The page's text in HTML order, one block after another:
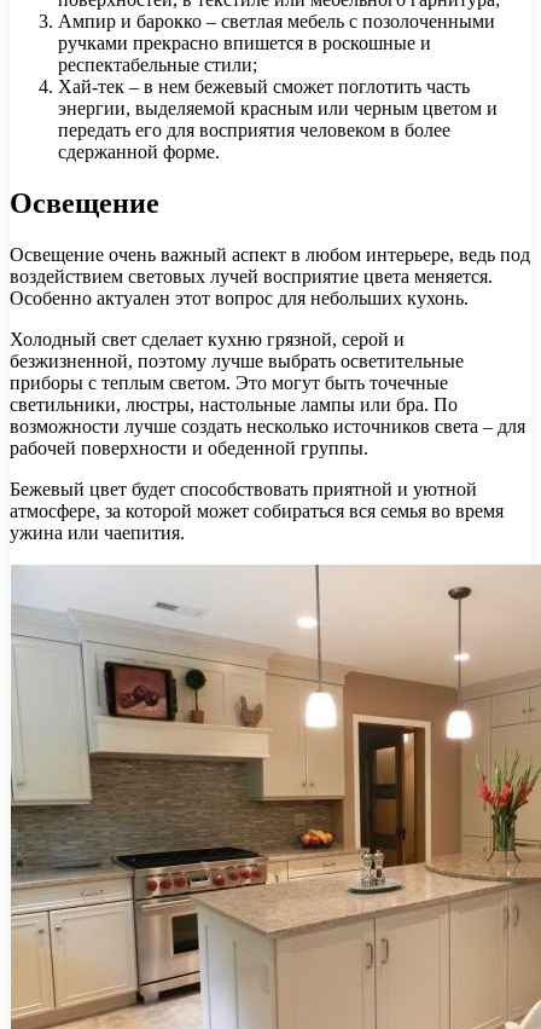
Ампир и барокко – светлая мебель с позолоченными
ручками прекрасно впишется в роскошные и
респектабельные стили;
Хай-тек – в нем бежевый сможет поглотить часть
энергии, выделяемой красным или черным цветом и
передать его для восприятия человеком в более
сдержанной форме.
Освещение
Освещение очень важный аспект в любом интерьере, ведь под
воздействием световых лучей восприятие цвета меняется.
Особенно актуален этот вопрос для небольших кухонь.
Холодный свет сделает кухню грязной, серой и
безжизненной, поэтому лучше выбрать осветительные
приборы с теплым светом. Это могут быть точечные
светильники, люстры, настольные лампы или бра. По
возможности лучше создать несколько источников света – для
рабочей поверхности и обеденной группы.
Бежевый цвет будет способствовать приятной и уютной
атмосфере, за которой может собираться вся семья во время
ужина или чаепития.